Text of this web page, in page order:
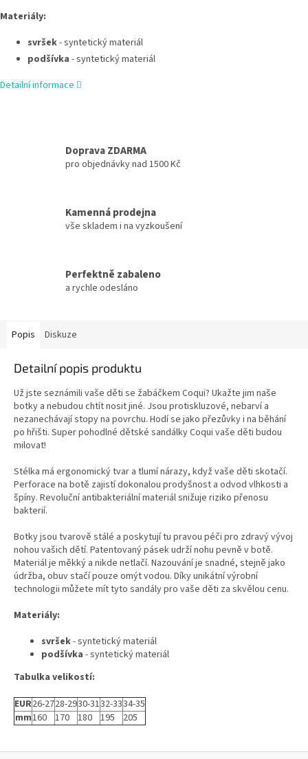
Materiály:
svršek- syntetický materiál
podšívka - syntetický materiál
Detailní informace
Doprava ZDARMA
pro objednávky nad 1500 Kč
Kamenná prodejna
vše skladem i na vyzkoušení
Perfektně zabaleno
a rychle odesláno
Popis Diskuze
Detailní popis produktu
Už jste seznámili vaše děti se žabáčkem Coqui? Ukažte jim naše
botky a nebudou chtít nosit jiné. Jsou protiskluzové, nebarví a
nezanechávají stopy na povrchu. Hodí se jako přezůvky i na běhání
po hřišti. Super pohodlné dětské sandálky Coqui vaše děti budou
milovat!
Stélka má ergonomický tvar a tlumí nárazy, když vaše děti skotačí.
Perforace na botě zajistí dokonalou prodyšnost a odvod vlhkosti a
špíny. Revoluční antibakteriální materiál snižuje riziko přenosu
bakterií.
Botky jsou tvarově stálé a poskytují tu pravou péči pro zdravý vývoj
nohou vašich dětí. Patentovaný pásek udrží nohu pevně v botě.
Materiál je měkký a nikde netlačí. Nazouvání je snadné, stejně jako
údržba, obuv stačí pouze omýt vodou. Díky unikátní výrobní
technologii můžete mít tyto sandály pro vaše děti za skvělou cenu.
Materiály:
svršek- syntetický materiál
podšívka - syntetický materiál
Tabulka velikostí:
EUR26-2728-2930-3132-3334-35
mm160 170 180 195 205